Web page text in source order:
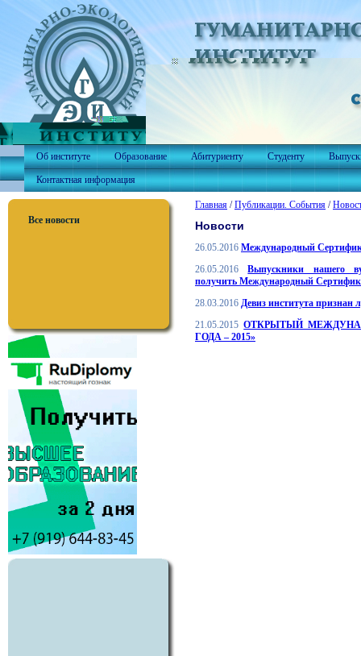
Об институте Образование Абитуриенту Студенту
Контактная информация
Все новости
Главная /Публикации. События /
Новости
26.05.2016 Международный
26.05.2016
Выпускники нашего
получить Международный
28.03.2016 Девиз института признан
21.05.2015 ОТКРЫТЫЙ
ГОДА – 2015»